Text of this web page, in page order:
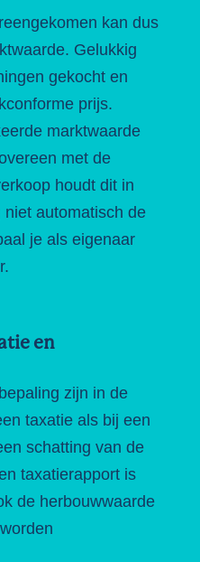
kan dus
Gelukkig
gekocht en
prijs.
marktwaarde
met de
houdt dit in
automatisch de
je als eigenaar
en
zijn in de
taxatie als bij een
schatting van de
taxatierapport is
de herbouwwaarde